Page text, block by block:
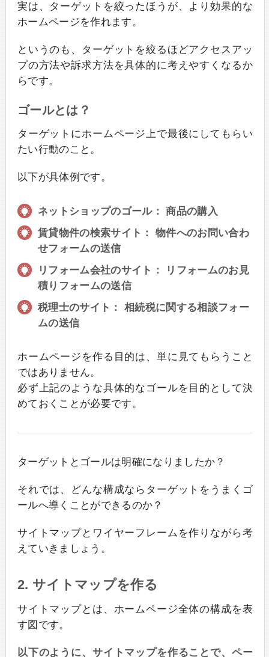
実は、ターゲットを絞ったほうが、より効果的な
ホームページを作れます。
というのも、ターゲットを絞るほどアクセスアッ
プの方法や訴求方法を具体的に考えやすくなるか
らです。
ゴールとは？
ターゲットにホームページ上で最後にしてもらい
たい行動のこと。
以下が具体例です。
ネットショップのゴール： 商品の購入
賃貸物件の検索サイト： 物件へのお問い合わ
せフォームの送信
リフォーム会社のサイト： リフォームのお見
積りフォームの送信
税理士のサイト： 相続税に関する相談フォー
ムの送信
ホームページを作る目的は、単に見てもらうこと
ではありません。
必ず上記のような具体的なゴールを目的として決
めておくことが必要です。
ターゲットとゴールは明確になりましたか？
それでは、どんな構成ならターゲットをうまくゴ
ールへ導くことができるのか？
サイトマップとワイヤーフレームを作りながら考
えていきましょう。
2. サイトマップを作る
サイトマップとは、ホームページ全体の構成を表
す図です。
以下のように、サイトマップを作ることで、ペー